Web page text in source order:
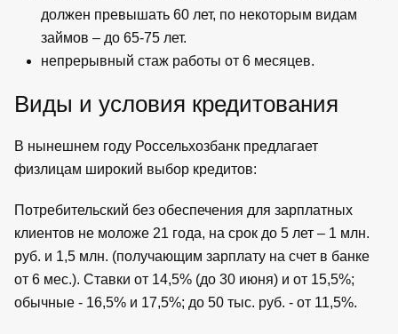
должен превышать 60 лет, по некоторым видам
займов – до 65-75 лет.
непрерывный стаж работы от 6 месяцев.
Виды и условия кредитования
В нынешнем году Россельхозбанк предлагает
физлицам широкий выбор кредитов:
Потребительский без обеспечения для зарплатных
клиентов не моложе 21 года, на срок до 5 лет – 1 млн.
руб. и 1,5 млн. (получающим зарплату на счет в банке
от 6 мес.). Ставки от 14,5% (до 30 июня) и от 15,5%;
обычные - 16,5% и 17,5%; до 50 тыс. руб. - от 11,5%.